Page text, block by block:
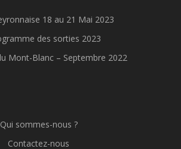
18 au 21 Mai 2023
des sorties 2023
Mont-Blanc – Septembre 2022
Qui sommes-nous ?
Contactez-nous